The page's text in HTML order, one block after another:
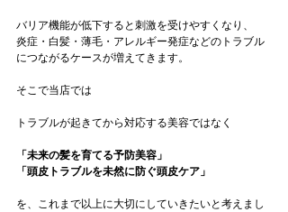
バリア機能が低下すると刺激を受けやすくなり、
炎症・白髪・薄毛・アレルギー発症などのトラブル
につながるケースが増えてきます。
そこで当店では
トラブルが起きてから対応する美容ではなく
「未来の髪を育てる予防美容」
「頭皮トラブルを未然に防ぐ頭皮ケア」
を、これまで以上に大切にしていきたいと考えまし